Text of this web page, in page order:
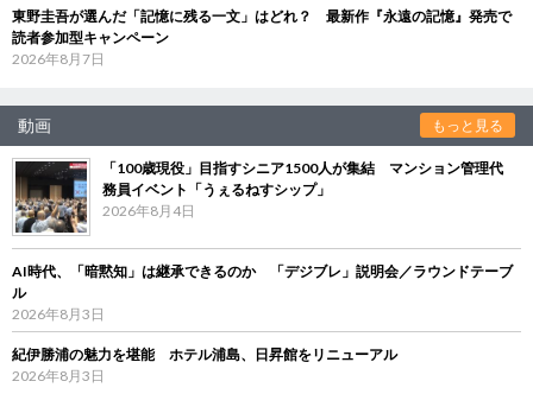
東野圭吾が選んだ「記憶に残る一文」はどれ？ 最新作『永遠の記憶』発売で
読者参加型キャンペーン
2026年8月7日
動画 もっと見る
「100歳現役」目指すシニア1500人が集結 マンション管理代
務員イベント「うぇるねすシップ」
2026年8月4日
AI時代、「暗黙知」は継承できるのか 「デジブレ」説明会／ラウンドテーブ
ル
2026年8月3日
紀伊勝浦の魅力を堪能 ホテル浦島、日昇館をリニューアル
2026年8月3日